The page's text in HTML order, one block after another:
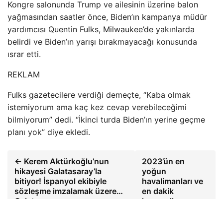
Kongre salonunda Trump ve ailesinin üzerine balon
yağmasından saatler önce, Biden’ın kampanya müdür
yardımcısı Quentin Fulks, Milwaukee’de yakınlarda
belirdi ve Biden’ın yarışı bırakmayacağı konusunda
ısrar etti.
REKLAM
Fulks gazetecilere verdiği demeçte, “Kaba olmak
istemiyorum ama kaç kez cevap verebileceğimi
bilmiyorum” dedi. “İkinci turda Biden’ın yerine geçme
planı yok” diye ekledi.
← Kerem Aktürkoğlu’nun
hikayesi Galatasaray’la
bitiyor! İspanyol ekibiyle
sözleşme imzalamak üzere…
2023’ün en
yoğun
havalimanları ve
en dakik